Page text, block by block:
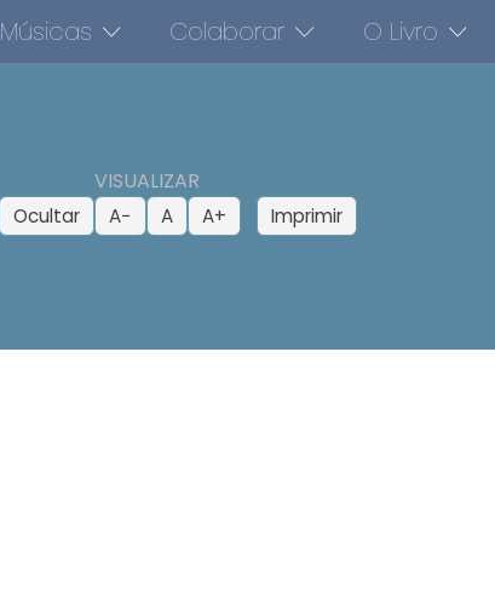
Músicas Colaborar O Livro
Ocultar
VISUALIZAR
A− A A+ Imprimir